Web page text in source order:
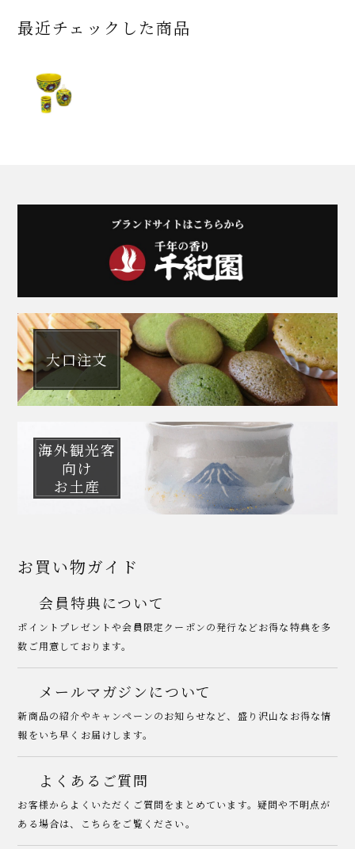
最近チェックした商品
大口注文
海外観光客
向け
お土産
お買い物ガイド
会員特典について
ポイントプレゼントや会員限定クーポンの発行などお得な特典を多
数ご用意しております。
メールマガジンについて
新商品の紹介やキャンペーンのお知らせなど、盛り沢山なお得な情
報をいち早くお届けします。
よくあるご質問
お客様からよくいただくご質問をまとめています。疑問や不明点が
ある場合は、こちらをご覧ください。